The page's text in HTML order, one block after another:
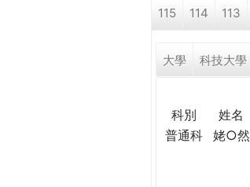
a
r
h
115 114 113
大學 科技大學
科別 姓名
普通科
姥○然